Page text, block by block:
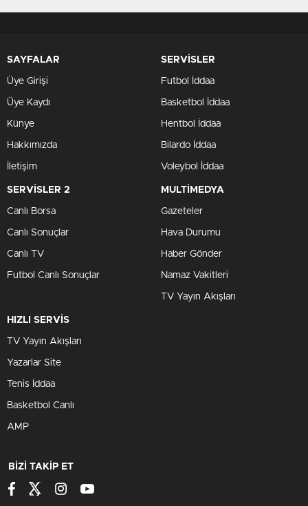
SAYFALAR
Üye Girişi
Üye Kaydı
Künye
Hakkımızda
İletişim
SERVİSLER
Futbol İddaa
Basketbol İddaa
Hentbol İddaa
Bilardo İddaa
Voleybol İddaa
SERVİSLER 2
Canlı Borsa
Canlı Sonuçlar
Canlı TV
Futbol Canlı Sonuçlar
MULTİMEDYA
Gazeteler
Hava Durumu
Haber Gönder
Namaz Vakitleri
TV Yayın Akışları
HIZLI SERVİS
TV Yayın Akışları
Yazarlar Site
Tenis İddaa
Basketbol Canlı
AMP
BİZİ TAKİP ET